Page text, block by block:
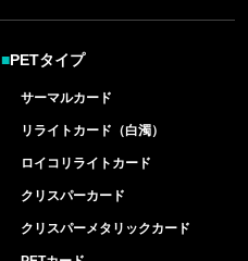
■PETタイプ
サーマルカード
リライトカード（白濁）
ロイコリライトカード
クリスパーカード
クリスパーメタリックカード